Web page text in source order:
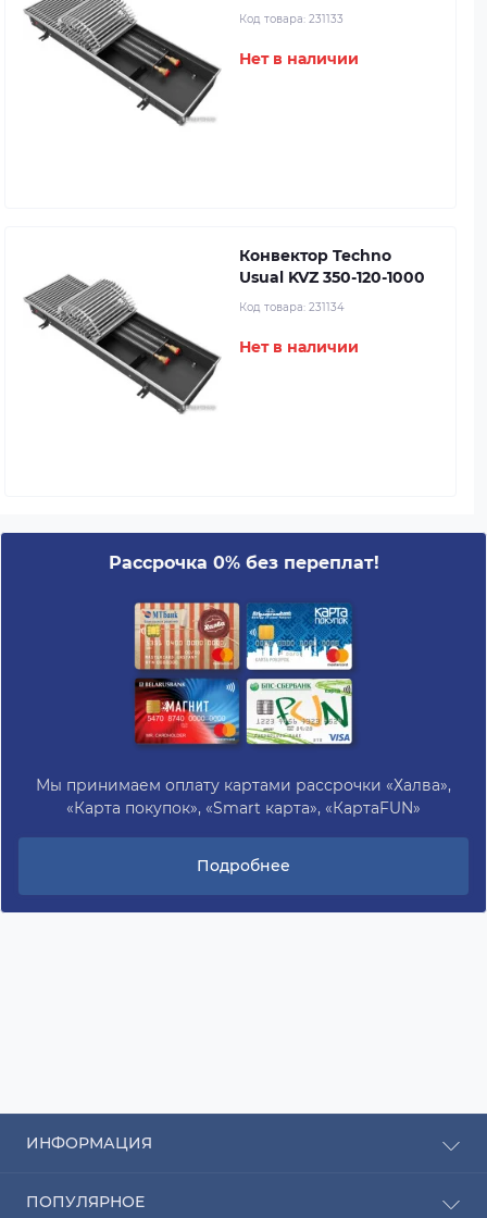
Код товара: 231133
Нет в наличии
Конвектор Techno
Usual KVZ 350-120-1000
Код товара: 231134
Нет в наличии
Рассрочка 0% без переплат!
Мы принимаем оплату картами рассрочки «Халва»,
«Карта покупок», «Smart карта», «КартаFUN»
Подробнее
ИНФОРМАЦИЯ
Оплата
ПОПУЛЯРНОЕ